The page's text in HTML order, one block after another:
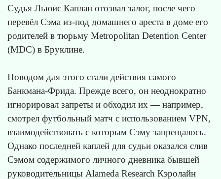
Судья Льюис Каплан отозвал залог, после чего
перевёл Сэма из-под домашнего ареста в доме его
родителей в тюрьму Metropolitan Detention Center
(MDC) в Бруклине.
Поводом для этого стали действия самого
Банкмана-Фрида. Прежде всего, он неоднократно
игнорировал запреты и обходил их — например,
смотрел футбольный матч с использованием VPN,
взаимодействовать с которым Сэму запрещалось.
Однако последней каплей для судьи оказался слив
Сэмом содержимого личного дневника бывшей
руководительницы Alameda Research Кэролайн